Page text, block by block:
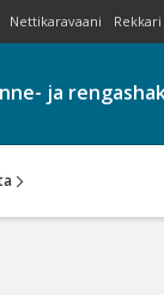
Nettikaravaani Rekkari
ja